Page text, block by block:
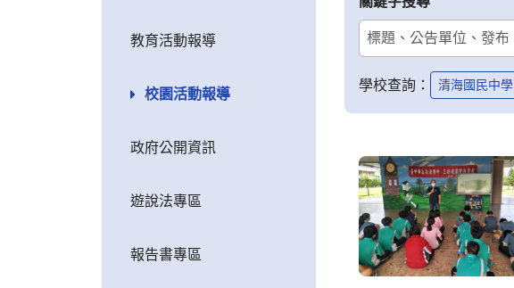
教育活動報導
校園活動報導
政府公開資訊
遊說法專區
報告書專區
學校查詢： 清海國民中學